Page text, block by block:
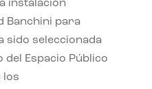
instalación
Banchini para
sido seleccionada
del Espacio Público
los